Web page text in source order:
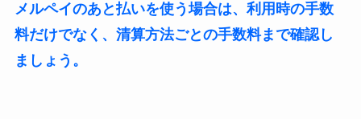
メルペイのあと払いを使う場合は、利用時の手数
料だけでなく、清算方法ごとの手数料まで確認し
ましょう。